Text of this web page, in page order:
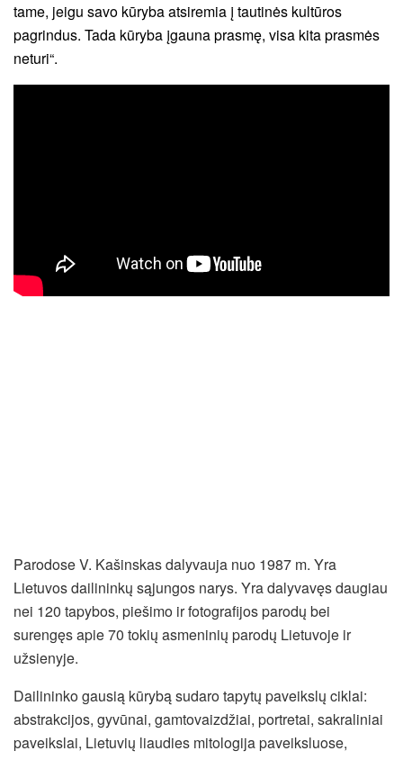
tame, jeigu savo kūryba atsiremia į tautinės kultūros
pagrindus. Tada kūryba įgauna prasmę, visa kita prasmės
neturi“.
Parodose V. Kašinskas dalyvauja nuo 1987 m. Yra
Lietuvos dailininkų sąjungos narys. Yra dalyvavęs daugiau
nei 120 tapybos, piešimo ir fotografijos parodų bei
surengęs apie 70 tokių asmeninių parodų Lietuvoje ir
užsienyje.
Dailininko gausią kūrybą sudaro tapytų paveikslų ciklai:
abstrakcijos, gyvūnai, gamtovaizdžiai, portretai, sakraliniai
paveikslai, Lietuvių liaudies mitologija paveiksluose,